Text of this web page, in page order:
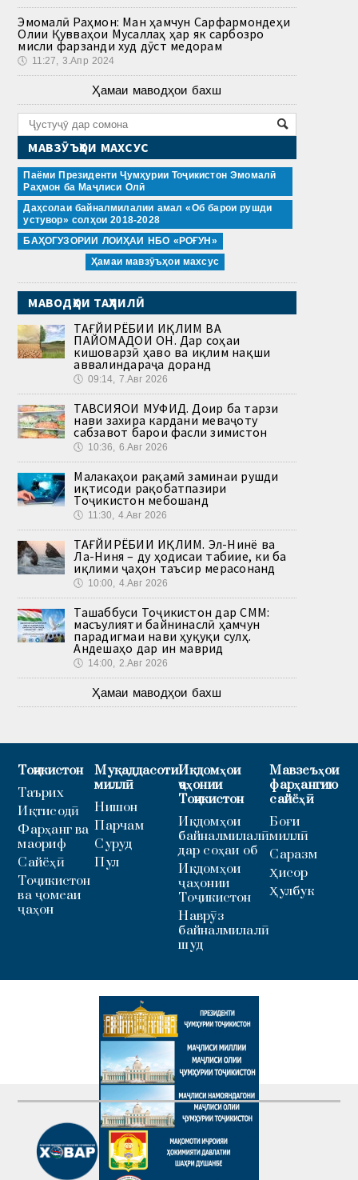
Эмомалӣ Раҳмон: Ман ҳамчун Сарфармондеҳи
Олии Қувваҳои Мусаллаҳ ҳар як сарбозро
мисли фарзанди худ дӯст медорам
🕔 11:27, 3.Апр 2024
Ҳамаи маводҳои бахш
МАВЗӮЪҲОИ МАХСУС
Паёми Президенти Ҷумҳурии Тоҷикистон Эмомалӣ
Раҳмон ба Маҷлиси Олӣ
Даҳсолаи байналмилалии амал «Об барои рушди
устувор» солҳои 2018-2028
БАҲОГУЗОРИИ ЛОИҲАИ НБО «РОҒУН»
Ҳамаи мавзӯъҳои махсус
МАВОДҲОИ ТАҲЛИЛӢ
ТАҒЙИРЁБИИ ИҚЛИМ ВА
ПАЙОМАДҲОИ ОН. Дар соҳаи
кишоварзӣ ҳаво ва иқлим нақши
аввалиндараҷа доранд
🕔 09:14, 7.Авг 2026
ТАВСИЯҲОИ МУФИД. Доир ба тарзи
нави захира кардани меваҷоту
сабзавот барои фасли зимистон
🕔 10:36, 6.Авг 2026
Малакаҳои рақамӣ заминаи рушди
иқтисоди рақобатпазири
Тоҷикистон мебошанд
🕔 11:30, 4.Авг 2026
ТАҒЙИРЁБИИ ИҚЛИМ. Эл-Нинё ва
Ла-Ниня – ду ҳодисаи табиие, ки ба
иқлими ҷаҳон таъсир мерасонанд
🕔 10:00, 4.Авг 2026
Ташаббуси Тоҷикистон дар СММ:
масъулияти байнинаслӣ ҳамчун
парадигмаи нави ҳуқуқи сулҳ.
Андешаҳо дар ин маврид
🕔 14:00, 2.Авг 2026
Ҳамаи маводҳои бахш
Тоҷикистон
Таърих
Иқтисодӣ
Фарҳанг ва
маориф
Сайёҳӣ
Тоҷикистон
ва ҷомеаи
ҷаҳон
Муқаддасоти
миллӣ
Нишон
Парчам
Суруд
Пул
Иқдомҳои
ҷаҳонии
Тоҷикистон
Иқдомҳои
байналмилалӣ
дар соҳаи об
Иқдомҳои
ҷаҳонии
Тоҷикистон
Наврӯз
байналмилалӣ
шуд
Мавзеъҳои
фарҳангию
сайёҳӣ
Боғи
миллӣ
Саразм
Ҳисор
Ҳулбук